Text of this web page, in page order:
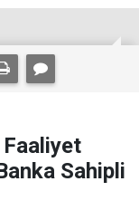
Sahipli